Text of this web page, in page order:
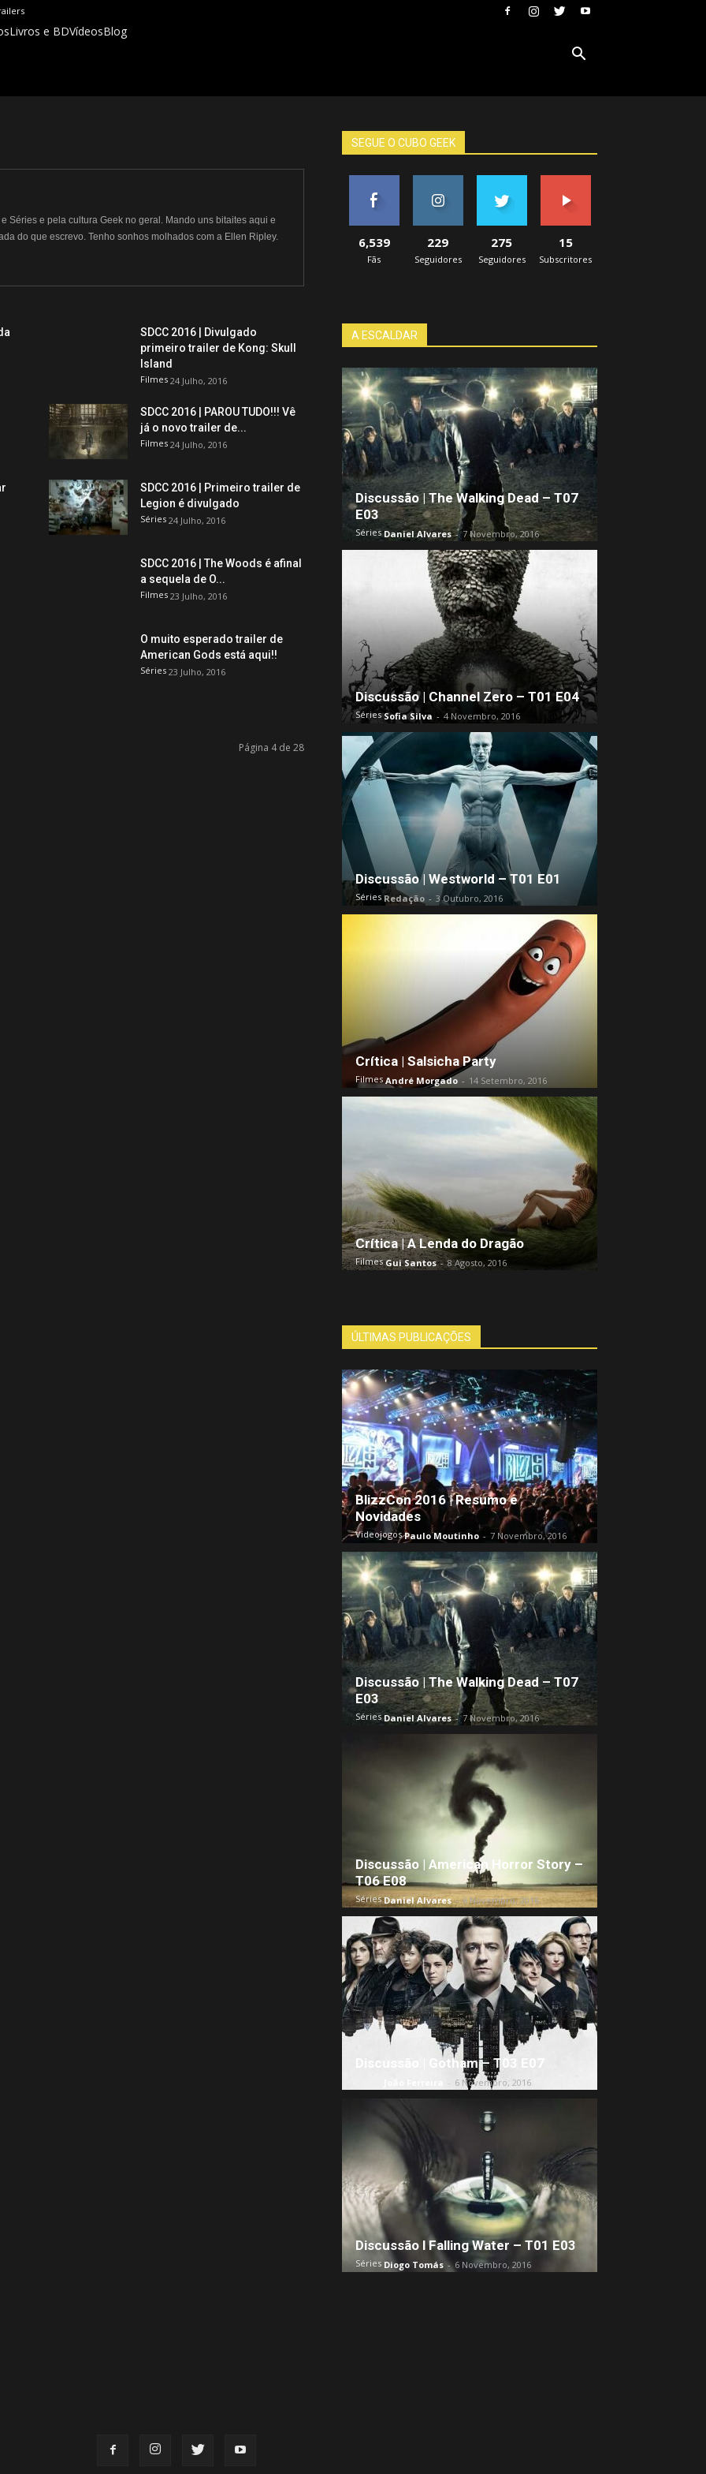
Livros e BDVídeosBlog
Séries e pela cultura Geek no geral. Mando uns bitaites aqui e
do que escrevo. Tenho sonhos molhados com a Ellen Ripley.
SDCC 2016 | Divulgado
primeiro trailer de Kong: Skull
Island
Filmes 24 Julho, 2016
SDCC 2016 | PAROU TUDO!!! Vê
já o novo trailer de...
Filmes 24 Julho, 2016
SDCC 2016 | Primeiro trailer de
Legion é divulgado
Séries 24 Julho, 2016
SDCC 2016 | The Woods é afinal
a sequela de O...
Filmes 23 Julho, 2016
O muito esperado trailer de
American Gods está aqui!!
Séries 23 Julho, 2016
Página 4 de 28
SEGUE O CUBO GEEK
6,539
Fãs
229
Seguidores
275
Seguidores
15
Subscritores
A ESCALDAR
Discussão | The Walking Dead – T07
E03
SériesDaniel Alvares - 7 Novembro, 2016
Discussão | Channel Zero – T01 E04
SériesSofia Silva - 4 Novembro, 2016
Discussão | Westworld – T01 E01
SériesRedação - 3 Outubro, 2016
Crítica | Salsicha Party
Filmes André Morgado - 14 Setembro, 2016
Crítica | A Lenda do Dragão
FilmesGui Santos - 8 Agosto, 2016
ÚLTIMAS PUBLICAÇÕES
BlizzCon 2016 | Resumo e
Novidades
VideojogosPaulo Moutinho - 7 Novembro, 2016
Discussão | The Walking Dead – T07
E03
SériesDaniel Alvares - 7 Novembro, 2016
Discussão | American Horror Story –
T06 E08
SériesDaniel Alvares - 6 Novembro, 2016
Discussão | Gotham – T03 E07
6 Novembro, 2016
Discussão l Falling Water – T01 E03
Séries Diogo Tomás - 6 Novembro, 2016